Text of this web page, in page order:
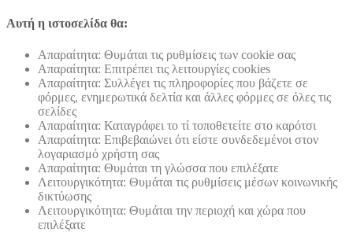
Αυτή η ιστοσελίδα θα:
Απαραίτητα: Θυμάται τις ρυθμίσεις των cookie σας
Απαραίτητα: Επιτρέπει τις λειτουργίες cookies
Απαραίτητα: Συλλέγει τις πληροφορίες που βάζετε σε
φόρμες, ενημερωτικά δελτία και άλλες φόρμες σε όλες τις
σελίδες
Απαραίτητα: Καταγράφει το τί τοποθετείτε στο καρότσι
Απαραίτητα: Επιβεβαιώνει ότι είστε συνδεδεμένοι στον
λογαριασμό χρήστη σας
Απαραίτητα: Θυμάται τη γλώσσα που επιλέξατε
Λειτουργικότητα: Θυμάται τις ρυθμίσεις μέσων κοινωνικής
δικτύωσης
Λειτουργικότητα: Θυμάται την περιοχή και χώρα που
επιλέξατε